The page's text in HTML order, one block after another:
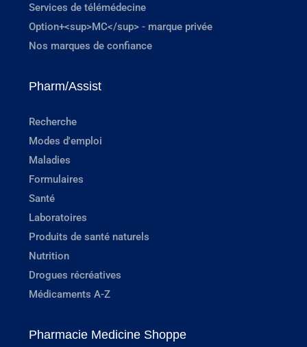
Services de télémédecine
Option+<sup>MC</sup> - marque privée
Nos marques de confiance
Pharm/Assist
Recherche
Modes d'emploi
Maladies
Formulaires
Santé
Laboratoires
Produits de santé naturels
Nutrition
Drogues récréatives
Médicaments A-Z
Pharmacie Medicine Shoppe